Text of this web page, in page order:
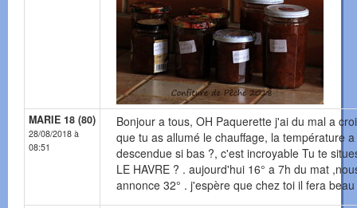
MARIE 18 (80)
28/08/2018 à
08:51
Bonjour a tous, OH Paquerette j'ai du mal a
que tu as allumé le chauffage, la température a
descendue si bas ?, c'est incroyable Tu te
LE HAVRE ? . aujourd'hui 16° a 7h du mat
annonce 32° . j'espère que chez toi il fera